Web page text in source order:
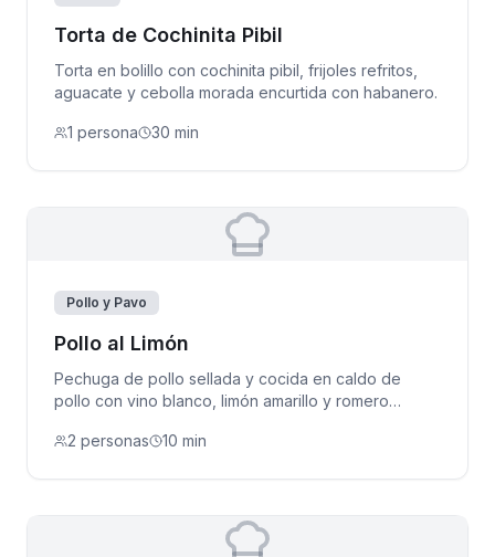
Torta de Cochinita Pibil
Torta en bolillo con cochinita pibil, frijoles refritos,
aguacate y cebolla morada encurtida con habanero.
1 persona 30 min
Pollo y Pavo
Pollo al Limón
Pechuga de pollo sellada y cocida en caldo de
pollo con vino blanco, limón amarillo y romero
2 personas
10 min